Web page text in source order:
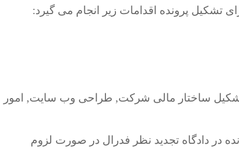
تشکیل پرونده اقدامات زیر انجام می گیرد:
ساختار مالی شرکت, طراحی وب سایت, امور
در دادگاه تجدید نظر فدرال در صورت لزوم